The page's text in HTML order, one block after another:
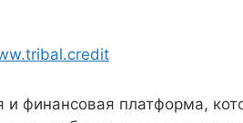
финансовая платформа,